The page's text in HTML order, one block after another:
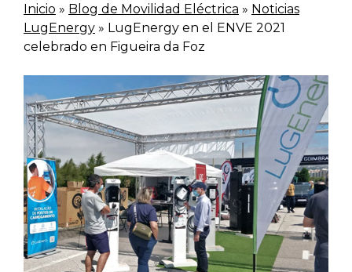
Inicio » Blog de Movilidad Eléctrica » Noticias
LugEnergy » LugEnergy en el ENVE 2021
celebrado en Figueira da Foz